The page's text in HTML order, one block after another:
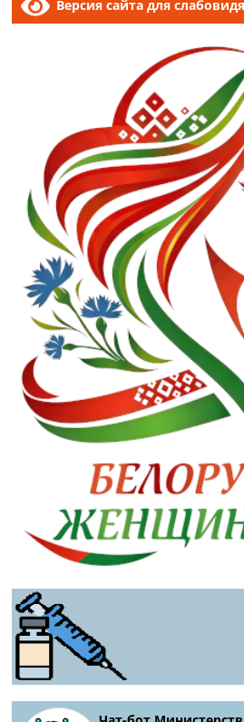
Версия сайта для